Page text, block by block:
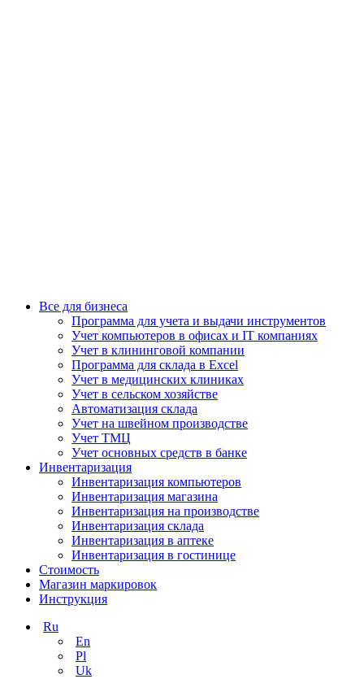
Все для бизнеса
Программа для учета и выдачи инструментов
Учет компьютеров в офисах и IT компаниях
Учет в клининговой компании
Программа для склада в Excel
Учет в медицинских клиниках
Учет в сельском хозяйстве
Автоматизация склада
Учет на швейном производстве
Учет ТМЦ
Учет основных средств в банке
Инвентаризация
Инвентаризация компьютеров
Инвентаризация магазина
Инвентаризация на производстве
Инвентаризация склада
Инвентаризация в аптеке
Инвентаризация в гостинице
Стоимость
Магазин маркировок
Инструкция
Ru
En
Pl
Uk